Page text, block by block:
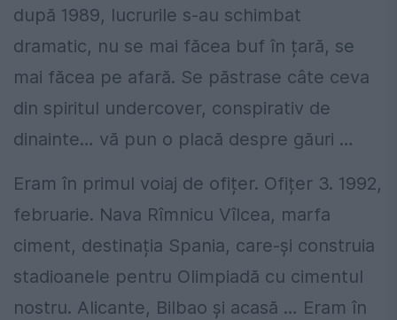
după 1989, lucrurile s-au schimbat
dramatic, nu se mai făcea buf în țară, se
mai făcea pe afară. Se păstrase câte ceva
din spiritul undercover, conspirativ de
dinainte… vă pun o placă despre găuri …
Eram în primul voiaj de ofițer. Ofițer 3. 1992,
februarie. Nava Rîmnicu Vîlcea, marfa
ciment, destinația Spania, care-și construia
stadioanele pentru Olimpiadă cu cimentul
nostru. Alicante, Bilbao și acasă … Eram în